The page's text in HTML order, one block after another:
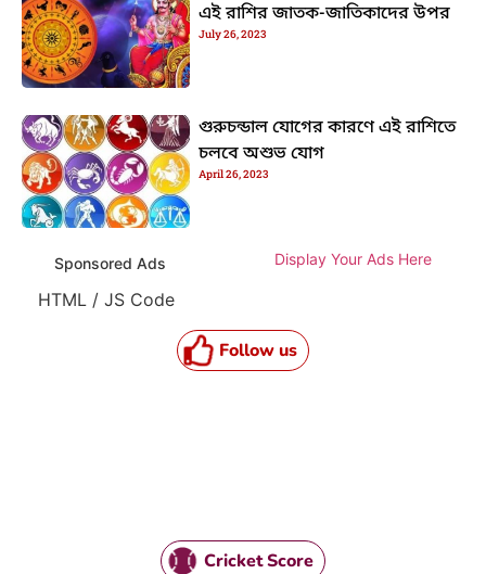
এই রাশির জাতক-জাতিকাদের উপর
July 26, 2023
গুরুচন্ডাল যোগের কারণে এই রাশিতে
চলবে অশুভ যোগ
April 26, 2023
Sponsored Ads Display Your Ads Here
HTML / JS Code
Follow us
Cricket Score